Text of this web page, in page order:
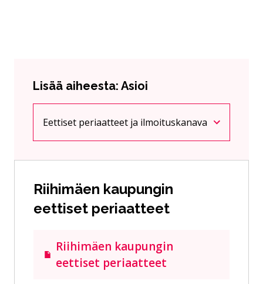
Lisää aiheesta: Asioi
Nykyinen sivu
Eettiset periaatteet ja ilmoituskanava
Klikkaa käyttääksesi valikkoa
Riihimäen kaupungin
eettiset periaatteet
Riihimäen kaupungin
eettiset periaatteet